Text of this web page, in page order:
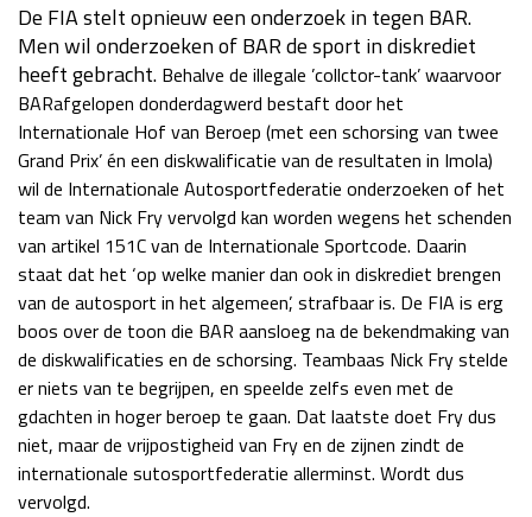
Kwalificatie
vr 14:00 - 15:00
Race
za 13:00 - 15:00
Kwalificatie
za 15:00 - 16:00
Race
zo 14:00 - 16:00
GP VERENIGDE STATEN 2026 23 - 25 okt
Kwalificatie
za 23:00 - 00:00
Race
zo 21:00 - 23:00
GP MEXICO 2026
GP SÃO PAULO 2026 06 - 08 nov
Kwalificatie
za 19:00 - 20:00
Race
zo 18:00 - 20:00
De FIA stelt opnieuw een onderzoek in tegen BAR.
Men wil onderzoeken of BAR de sport in diskrediet
heeft gebracht. Behalve de illegale ’collctor-tank’ waarvoor
BARafgelopen donderdagwerd bestaft door het
Internationale Hof van Beroep (met een schorsing van twee
Grand Prix’ én een diskwalificatie van de resultaten in Imola)
wil de Internationale Autosportfederatie onderzoeken of het
team van Nick Fry vervolgd kan worden wegens het schenden
van artikel 151C van de Internationale Sportcode. Daarin
staat dat het ‘op welke manier dan ook in diskrediet brengen
van de autosport in het algemeen’, strafbaar is. De FIA is erg
boos over de toon die BAR aansloeg na de bekendmaking van
de diskwalificaties en de schorsing. Teambaas Nick Fry stelde
er niets van te begrijpen, en speelde zelfs even met de
gdachten in hoger beroep te gaan. Dat laatste doet Fry dus
niet, maar de vrijpostigheid van Fry en de zijnen zindt de
internationale sutosportfederatie allerminst. Wordt dus
vervolgd.